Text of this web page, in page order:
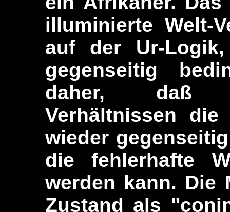
illuminierte Welt-
auf der Ur-
gegenseitig
daher, daß
Verhältnissen
wieder
die fehlerhafte
werden kann. Die
Zustand als